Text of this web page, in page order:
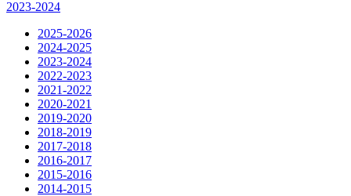
2023-2024
2025-2026
2024-2025
2023-2024
2022-2023
2021-2022
2020-2021
2019-2020
2018-2019
2017-2018
2016-2017
2015-2016
2014-2015